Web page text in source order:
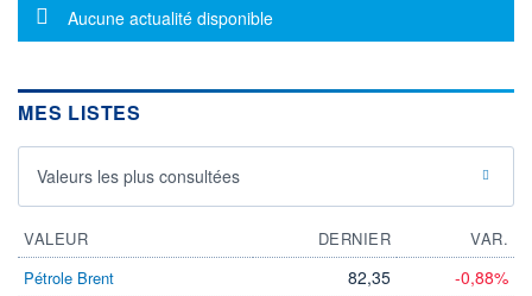
CATÉGORIE MORNINGSTAR
FONDS PARTENAIRES
ÉLIGIBILITÉ
Non éligible Boursobank
Message d'information
Aucune actualité disponible
MES LISTES
Valeurs les plus consultées
VALEUR DERNIER
VAR.
Pétrole Brent
82,35 -0,88%